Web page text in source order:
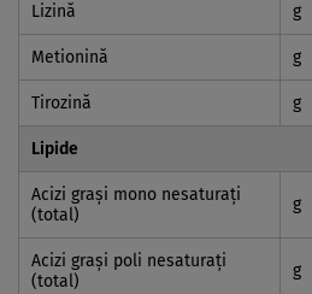
Lizină g
Metionină g
Tirozină g
Lipide
Acizi graşi mono nesaturaţi
(total)
g
Acizi graşi poli nesaturaţi
(total)
g